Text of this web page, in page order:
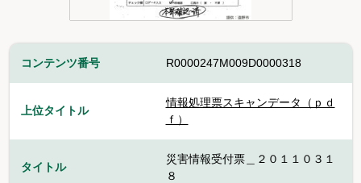
コンテンツ番号 R0000247M009D0000318
上位タイトル
情報処理票スキャンデータ（ｐｄ
ｆ）
タイトル
災害情報受付票＿２０１１０３１
８